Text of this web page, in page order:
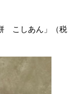
こしあん」（税